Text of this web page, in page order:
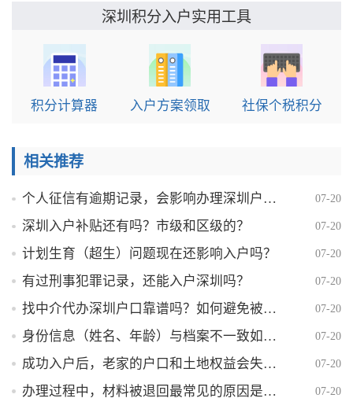
深圳积分入户实用工具
积分计算器 入户方案领取 社保个税积分
相关推荐
个人征信有逾期记录，会影响办理深圳户口吗？ 07-20
深圳入户补贴还有吗？市级和区级的？ 07-20
计划生育（超生）问题现在还影响入户吗？ 07-20
有过刑事犯罪记录，还能入户深圳吗？ 07-20
找中介代办深圳户口靠谱吗？如何避免被骗？ 07-20
身份信息（姓名、年龄）与档案不一致如何解决？ 07-20
成功入户后，老家的户口和土地权益会失去吗？ 07-20
办理过程中，材料被退回最常见的原因是什么？ 07-20